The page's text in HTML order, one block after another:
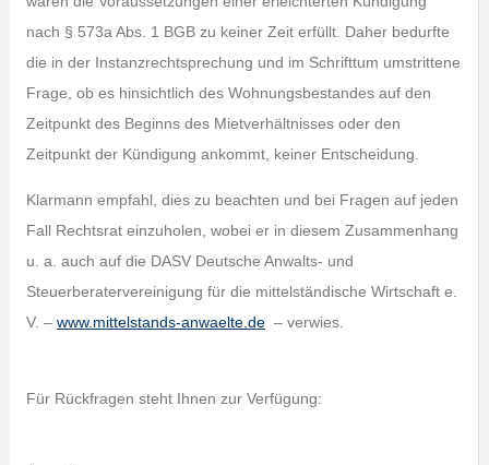
nach § 573a Abs. 1 BGB zu keiner Zeit erfüllt. Daher bedurfte
die in der Instanzrechtsprechung und im Schrifttum umstrittene
Frage, ob es hinsichtlich des Wohnungsbestandes auf den
Zeitpunkt des Beginns des Mietverhältnisses oder den
Zeitpunkt der Kündigung ankommt, keiner Entscheidung.
Klarmann empfahl, dies zu beachten und bei Fragen auf jeden
Fall Rechtsrat einzuholen, wobei er in diesem Zusammenhang
u. a. auch auf die DASV Deutsche Anwalts- und
Steuerberatervereinigung für die mittelständische Wirtschaft e.
V. – www.mittelstands-anwaelte.de– verwies.
Für Rückfragen steht Ihnen zur Verfügung: